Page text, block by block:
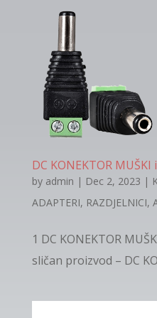
DC KONEKTOR MUŠKI
by admin | Dec 2, 2023 |
ADAPTERI, RAZDJELNICI,
1 DC KONEKTOR
sličan proizvod – DC